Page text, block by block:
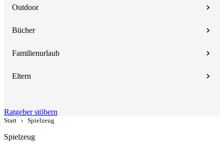
Outdoor
Bücher
Familienurlaub
Eltern
Ratgeber stöbern
Start › Spielzeug
Spielzeug